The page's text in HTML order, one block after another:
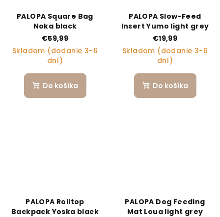
PALOPA Square Bag
Noka black
€59,99
Skladom (dodanie 3-6
dní)
Do košíka
PALOPA Slow-Feed
Insert Yumo light grey
€19,99
Skladom (dodanie 3-6
dní)
Do košíka
PALOPA Rolltop
Backpack Yoska black
PALOPA Dog Feeding
Mat Loua light grey